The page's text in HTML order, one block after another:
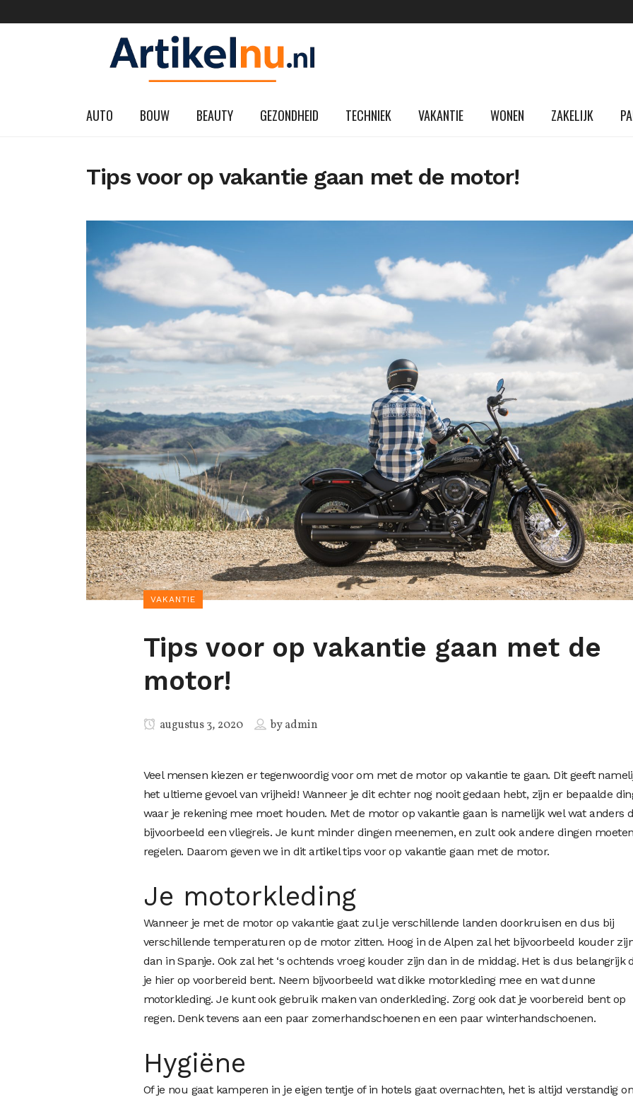
AUTO BOUW BEAUTY GEZONDHEID TECHNIEK VAKANTIE WONEN ZAKELIJK
Tips voor op vakantie gaan met de motor!
VAKANTIE
Tips voor op vakantie gaan met de
motor!
augustus 3, 2020 byadmin
Veel mensen kiezen er tegenwoordig voor om met de motor op vakantie te gaan. Dit geeft
het ultieme gevoel van vrijheid! Wanneer je dit echter nog nooit gedaan hebt, zijn er bepaalde
waar je rekening mee moet houden. Met de motor op vakantie gaan is namelijk wel wat anders
bijvoorbeeld een vliegreis. Je kunt minder dingen meenemen, en zult ook andere dingen moeten
regelen. Daarom geven we in dit artikel tips voor op vakantie gaan met de motor.
Je motorkleding
Wanneer je met de motor op vakantie gaat zul je verschillende landen doorkruisen en dus bij
verschillende temperaturen op de motor zitten. Hoog in de Alpen zal het bijvoorbeeld kouder
dan in Spanje. Ook zal het ‘s ochtends vroeg kouder zijn dan in de middag. Het is dus belangrijk
je hier op voorbereid bent. Neem bijvoorbeeld wat dikke motorkleding mee en wat dunne
motorkleding. Je kunt ook gebruik maken van onderkleding. Zorg ook dat je voorbereid bent op
regen. Denk tevens aan een paar zomerhandschoenen en een paar winterhandschoenen.
Hygiëne
Of je nou gaat kamperen in je eigen tentje of in hotels gaat overnachten, het is altijd verstandig